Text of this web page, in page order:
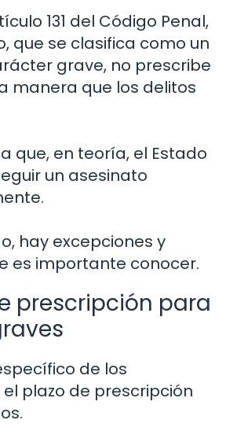
131 del Código Penal,
que se clasifica como un
grave, no prescribe
manera que los delitos
que, en teoría, el Estado
un asesinato
hay excepciones y
es importante conocer.
prescripción para
de los
plazo de prescripción